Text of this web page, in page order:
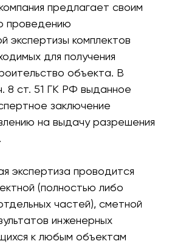
предлагает своим
проведению
экспертизы комплектов
для получения
объекта. В
8 ст. 51 ГК РФ выданное
заключение
на выдачу разрешения
экспертиза проводится
(полностью либо
частей), сметной
инженерных
к любым объектам